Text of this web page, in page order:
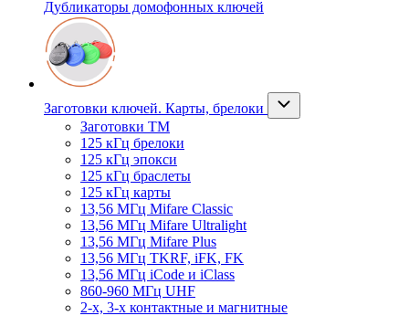
Дубликаторы домофонных ключей
Заготовки ключей. Карты, брелоки
Заготовки ТМ
125 кГц брелоки
125 кГц эпокси
125 кГц браслеты
125 кГц карты
13,56 МГц Mifare Classic
13,56 МГц Mifare Ultralight
13,56 МГц Mifare Plus
13,56 МГц TKRF, iFK, FK
13,56 МГц iCode и iClass
860-960 МГц UHF
2-х, 3-х контактные и магнитные